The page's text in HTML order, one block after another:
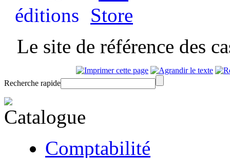
Le site de référence des
Recherche rapide
Comptabilité